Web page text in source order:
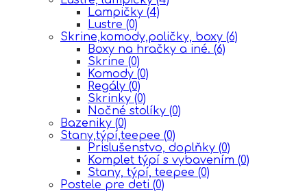
Lampičky (4)
Lustre (0)
Skrine,komody,poličky, boxy (6)
Boxy na hračky a iné. (6)
Skrine (0)
Komody (0)
Regály (0)
Skrinky (0)
Nočné stolíky (0)
Bazeniky (0)
Stany,týpí,teepee (0)
Prislušenstvo, doplňky (0)
Komplet týpí s vybavením (0)
Stany, týpí, teepee (0)
Postele pre deti (0)